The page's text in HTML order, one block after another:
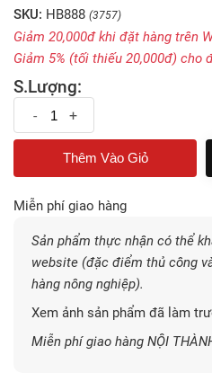
SKU: HB888 (3757)
Giảm 20,000đ khi đặt hàng trên
Giảm 5% (tối thiếu 20,000đ) cho
S.Lượng:
- +
Miễn phí giao hàng
Sản phẩm thực nhận có thể
website (đặc điểm thủ công
hàng nông nghiệp).
Xem ảnh sản phẩm đã làm
Miễn phí giao hàng NỘI